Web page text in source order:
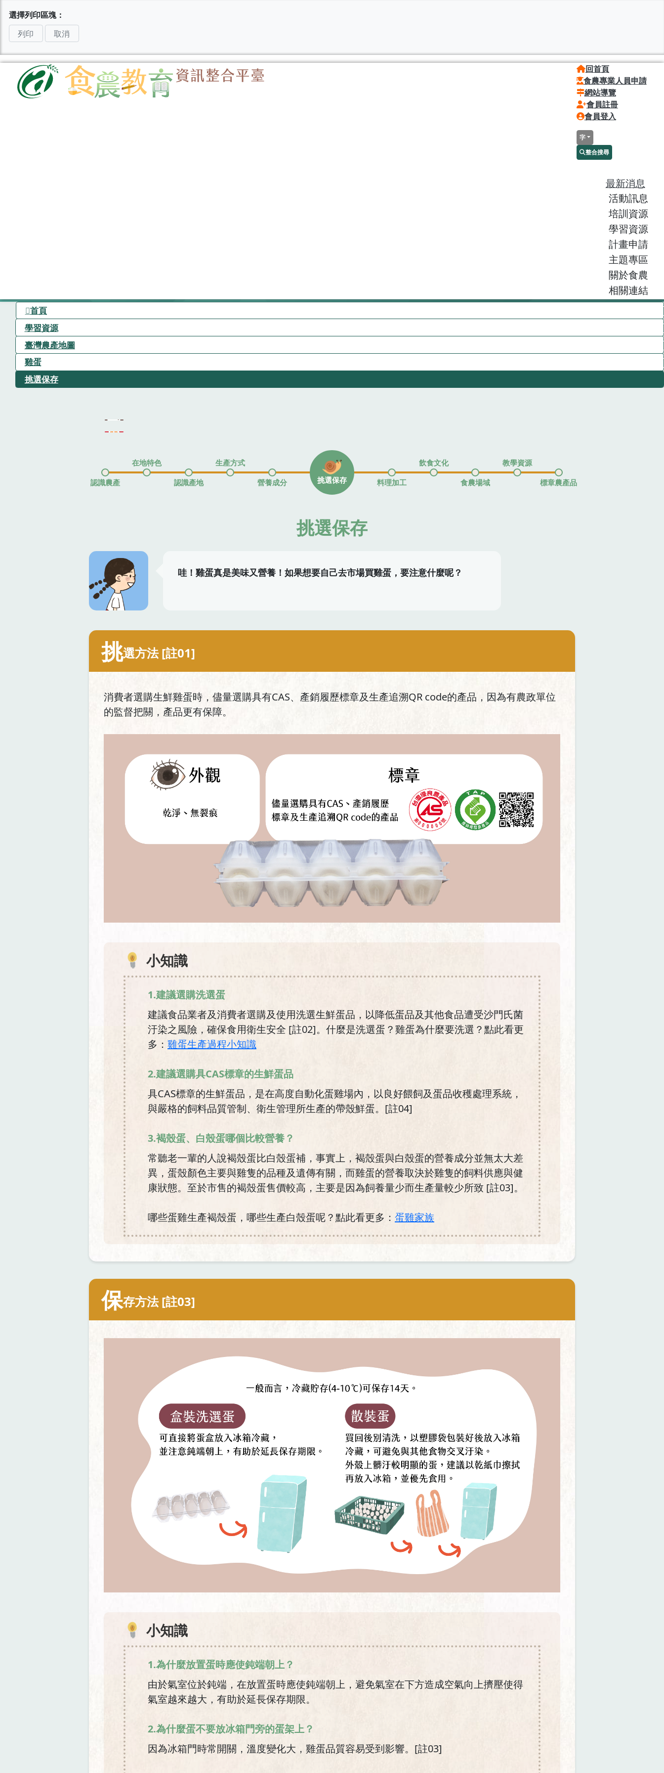
選擇列印區塊：
列印
取消
回首頁
食農專業人員申請
網站導覽
會員註冊
會員登入
字
整合搜尋
最新消息
活動訊息
培訓資源
學習資源
計畫申請
主題專區
關於食農
相關連結
首頁
學習資源
臺灣農產地圖
雞蛋
挑選保存
認識農產
在地特色
認識產地
生產方式
營養成分
挑選保存 料理加工
飲食文化
食農場域
教學資源
標章農產品
挑選保存
哇！雞蛋真是美味又營養！如果想要自己去市場買雞蛋，要注意什麼呢？
挑選方法 [註01]
消費者選購生鮮雞蛋時，儘量選購具有CAS、產銷履歷標章及生產追溯QR code的產品，因為有農政單位
的監督把關，產品更有保障。
小知識
1.建議選購洗選蛋
建議食品業者及消費者選購及使用洗選生鮮蛋品，以降低蛋品及其他食品遭受沙門氏菌
汙染之風險，確保食用衛生安全 [註02]。什麼是洗選蛋？雞蛋為什麼要洗選？點此看更
多： 雞蛋生產過程小知識
2.建議選購具CAS標章的生鮮蛋品
具CAS標章的生鮮蛋品，是在高度自動化蛋雞場內，以良好餵飼及蛋品收穫處理系統，
與嚴格的飼料品質管制、衛生管理所生產的帶殼鮮蛋。[註04]
3.褐殼蛋、白殼蛋哪個比較營養？
常聽老一輩的人說褐殼蛋比白殼蛋補，事實上，褐殼蛋與白殼蛋的營養成分並無太大差
異，蛋殼顏色主要與雞隻的品種及遺傳有關，而雞蛋的營養取決於雞隻的飼料供應與健
康狀態。至於市售的褐殼蛋售價較高，主要是因為飼養量少而生產量較少所致 [註03]。
哪些蛋雞生產褐殼蛋，哪些生產白殼蛋呢？點此看更多： 蛋雞家族
保存方法 [註03]
小知識
1.為什麼放置蛋時應使鈍端朝上？
由於氣室位於鈍端，在放置蛋時應使鈍端朝上，避免氣室在下方造成空氣向上擠壓使得
氣室越來越大，有助於延長保存期限。
2.為什麼蛋不要放冰箱門旁的蛋架上？
因為冰箱門時常開關，溫度變化大，雞蛋品質容易受到影響。[註03]